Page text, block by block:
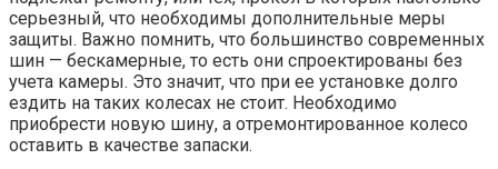
серьезный, что необходимы дополнительные меры
защиты. Важно помнить, что большинство современных
шин — бескамерные, то есть они спроектированы без
учета камеры. Это значит, что при ее установке долго
ездить на таких колесах не стоит. Необходимо
приобрести новую шину, а отремонтированное колесо
оставить в качестве запаски.